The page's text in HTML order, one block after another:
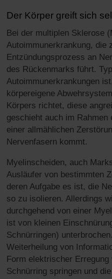
Der Körper greift sich
Bei der multiplen Sklerose
Autoimmunerkrankung, die
Entzündungsprozess an
des Rückenmarks führt.
Autoimmunerkrankungen
körpereigene
Körpers richtet, diese
geschieht auch im
einer allmählichen
Nervenfasern kommt.
Myelinscheiden, auch
Ausläufer von bestimmten
deren Aufgabe es ist, die
so zu isolieren. Allerdings
durchgehend von einer
ist von kleinen
Schnürringen)
Weiterheilung von
Form elektrischer
Schnürring springen und